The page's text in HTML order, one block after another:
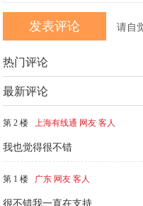
请自
热门评论
最新评论
第 2 楼 上海有线通 网友 客人
我也觉得很不错
第 1 楼 广东 网友 客人
很不错我一直在支持